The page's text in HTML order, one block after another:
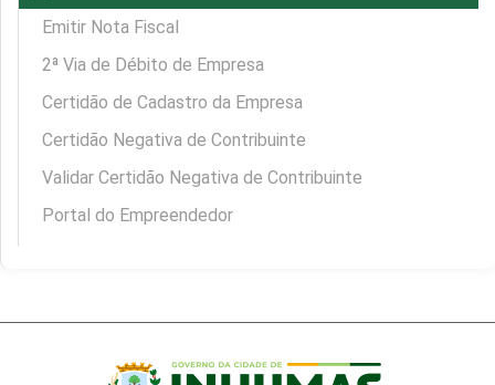
Emitir Nota Fiscal
2ª Via de Débito de Empresa
Certidão de Cadastro da Empresa
Certidão Negativa de Contribuinte
Validar Certidão Negativa de Contribuinte
Portal do Empreendedor